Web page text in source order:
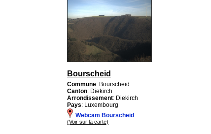
Bourscheid
Commune: Bourscheid
Canton: Diekirch
Arrondissement: Diekirch
Pays: Luxembourg
Webcam Bourscheid
(Voir sur la carte)